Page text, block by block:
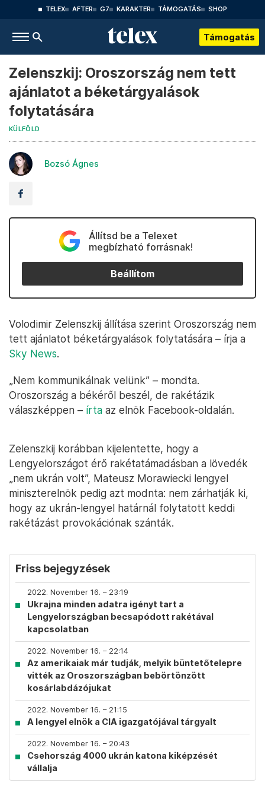
TELEX AFTER G7 KARAKTER TÁMOGATÁS SHOP
Támogatás
Zelenszkij: Oroszország nem tett
ajánlatot a béketárgyalások
folytatására
KÜLFÖLD
Bozsó Ágnes
Állítsd be a Telexet
megbízható forrásnak!
Beállítom
Volodimir Zelenszkij állítása szerint Oroszország nem
tett ajánlatot béketárgyalások folytatására – írja a
Sky News.
„Nem kommunikálnak velünk” – mondta.
Oroszország a békéről beszél, de rakétázik
válaszképpen – írta az elnök Facebook-oldalán.
Zelenszkij korábban kijelentette, hogy a
Lengyelországot érő rakétatámadásban a lövedék
„nem ukrán volt”, Mateusz Morawiecki lengyel
miniszterelnök pedig azt modnta: nem zárhatják ki,
hogy az ukrán-lengyel határnál folytatott keddi
rakétázást provokációnak szánták.
Friss bejegyzések
2022. November 16. – 23:19
Ukrajna minden adatra igényt tart a
Lengyelországban becsapódott rakétával
kapcsolatban
2022. November 16. – 22:14
Az amerikaiak már tudják, melyik büntetőtelepre
vitték az Oroszországban bebörtönzött
kosárlabdázójukat
2022. November 16. – 21:15
A lengyel elnök a CIA igazgatójával tárgyalt
2022. November 16. – 20:43
Csehország 4000 ukrán katona kiképzését
vállalja